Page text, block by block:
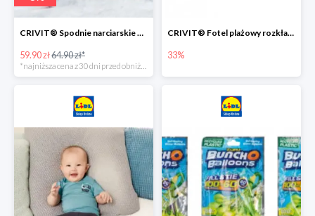
CRIVIT® Spodnie narciarskie dziewczęce
59.90 zł64.90 zł*
*najniższa cena z 30 dni przed obniżką
CRIVIT® Fotel plażowy rozkładany / Brodzik dziecięcy
33%